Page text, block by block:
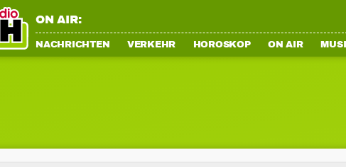
ON AIR:
NACHRICHTEN VERKEHR HOROSKOP ON AIR